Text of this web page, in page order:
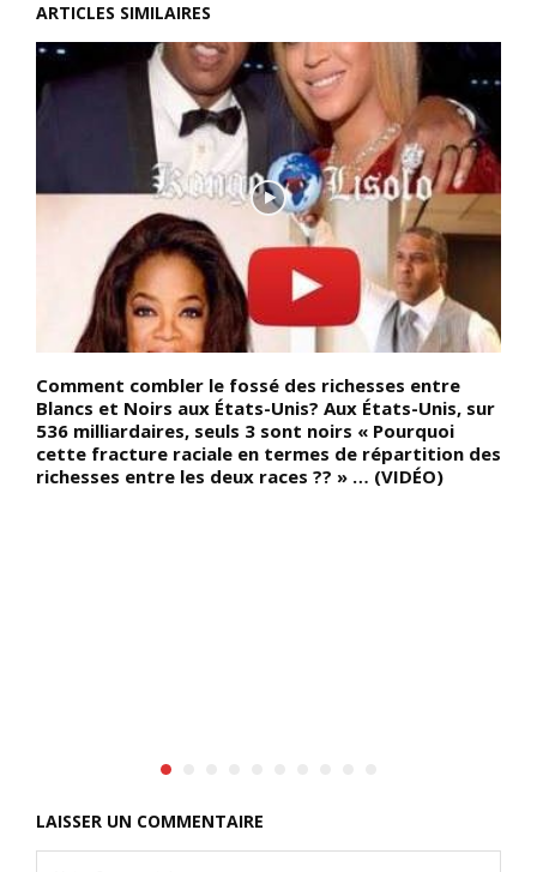
ARTICLES SIMILAIRES
Comment combler le fossé des richesses entre
Blancs et Noirs aux États-Unis? Aux États-Unis, sur
536 milliardaires, seuls 3 sont noirs « Pourquoi
cette fracture raciale en termes de répartition des
richesses entre les deux races ?? » … (VIDÉO)
LAISSER UN COMMENTAIRE